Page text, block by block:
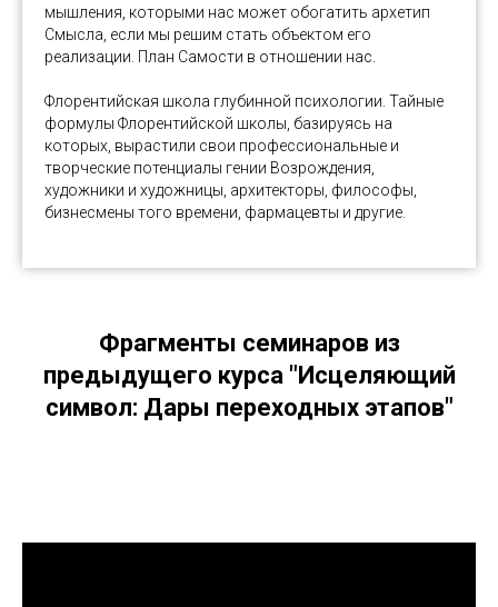
мышления, которыми нас может обогатить архетип
Смысла, если мы решим стать объектом его
реализации. План Самости в отношении нас.
Флорентийская школа глубинной психологии. Тайные
формулы Флорентийской школы, базируясь на
которых, вырастили свои профессиональные и
творческие потенциалы гении Возрождения,
художники и художницы, архитекторы, философы,
бизнесмены того времени, фармацевты и другие.
Фрагменты семинаров из
предыдущего курса "Исцеляющий
символ: Дары переходных этапов"